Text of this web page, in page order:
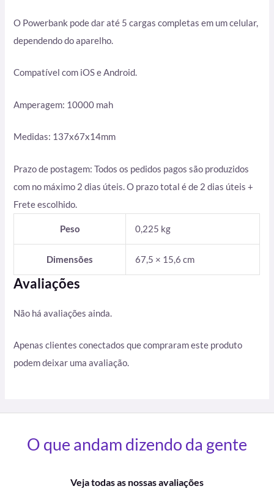
O Powerbank pode dar até 5 cargas completas em um celular,
dependendo do aparelho.
Compatível com iOS e Android.
Amperagem: 10000 mah
Medidas: 137x67x14mm
Prazo de postagem: Todos os pedidos pagos são produzidos
com no máximo 2 dias úteis. O prazo total é de 2 dias úteis +
Frete escolhido.
Peso 0,225 kg
Dimensões 67,5 × 15,6 cm
Avaliações
Não há avaliações ainda.
Apenas clientes conectados que compraram este produto
podem deixar uma avaliação.
O que andam dizendo da gente
Veja todas as nossas avaliações